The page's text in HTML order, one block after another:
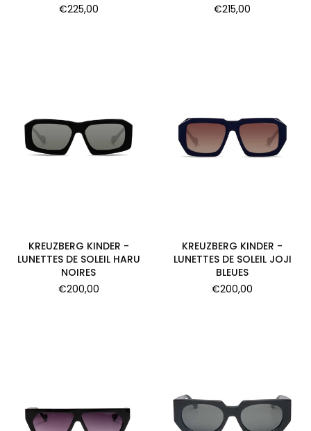
Prix
€225,00
Prix
€215,00
KREUZBERG KINDER -
LUNETTES DE SOLEIL HARU
NOIRES
Prix
€200,00
KREUZBERG KINDER -
LUNETTES DE SOLEIL JOJI
BLEUES
Prix
€200,00